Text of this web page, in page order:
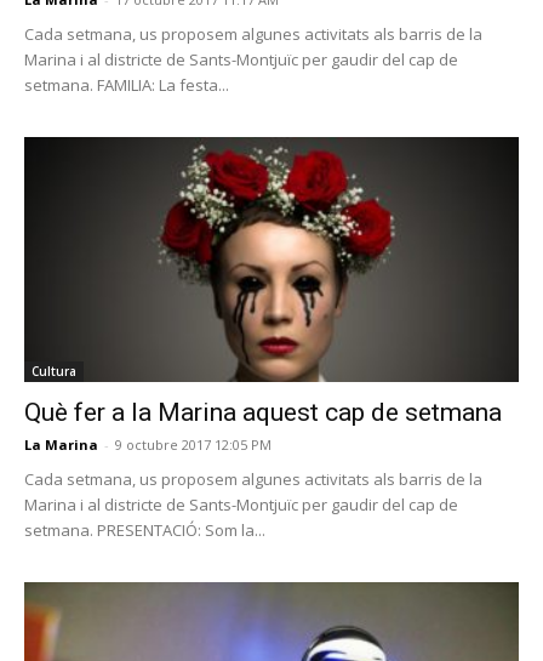
Cada setmana, us proposem algunes activitats als barris de la
Marina i al districte de Sants-Montjuïc per gaudir del cap de
setmana. FAMILIA: La festa...
Cultura
Què fer a la Marina aquest cap de setmana
La Marina - 9 octubre 2017 12:05 PM
Cada setmana, us proposem algunes activitats als barris de la
Marina i al districte de Sants-Montjuïc per gaudir del cap de
setmana. PRESENTACIÓ: Som la...